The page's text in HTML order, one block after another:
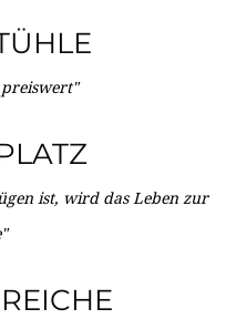
preiswert"
ist, wird das Leben zur